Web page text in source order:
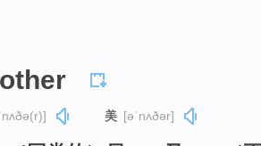
美 [əˈnʌðər]